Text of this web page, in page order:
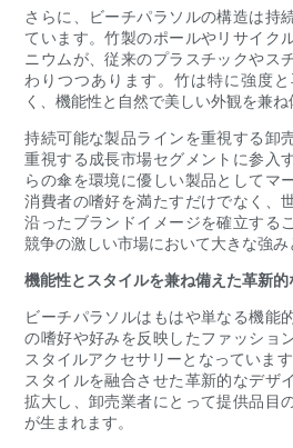
さらに、ビーチパラソルの構造は持
ています。竹製のポールやリサイク
ニウムが、従来のプラスチックやス
わりつつあります。竹は特に強度
く、機能性と自然で美しい外観を兼ね
持続可能な製品ラインを重視する卸
重視する成長市場セグメントに参入
らの傘を環境に優しい製品としてマ
消費者の嗜好を満たすだけでなく、
沿ったブランドイメージを確立する
競争の激しい市場において大きな強み
機能性とスタイルを兼ね備えた革新
ビーチパラソルはもはや単なる機能
の嗜好や好みを反映したファッショ
スタイルアクセサリーとなっていま
スタイルを融合させた革新的なデザ
拡大し、卸売業者にとって提供品目
が生まれます。